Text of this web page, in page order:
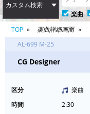
カスタム検索
楽曲
TOP
楽曲詳細画面
AL-699 M-25
CG Designer
区分
楽曲
時間
2:30